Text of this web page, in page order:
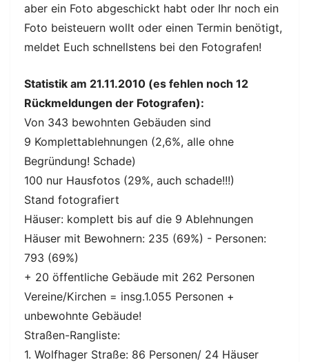
aber ein Foto abgeschickt habt oder Ihr noch ein
Foto beisteuern wollt oder einen Termin benötigt,
meldet Euch schnellstens bei den Fotografen!
Statistik am 21.11.2010 (es fehlen noch 12
Rückmeldungen der Fotografen):
Von 343 bewohnten Gebäuden sind
9 Komplettablehnungen (2,6%, alle ohne
Begründung! Schade)
100 nur Hausfotos (29%, auch schade!!!)
Stand fotografiert
Häuser: komplett bis auf die 9 Ablehnungen
Häuser mit Bewohnern: 235 (69%) - Personen:
793 (69%)
+ 20 öffentliche Gebäude mit 262 Personen
Vereine/Kirchen = insg.1.055 Personen +
unbewohnte Gebäude!
Straßen-Rangliste:
1. Wolfhager Straße: 86 Personen/ 24 Häuser